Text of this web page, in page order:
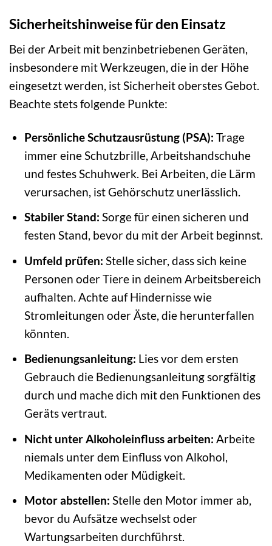
Sicherheitshinweise für den Einsatz
Bei der Arbeit mit benzinbetriebenen Geräten,
insbesondere mit Werkzeugen, die in der Höhe
eingesetzt werden, ist Sicherheit oberstes Gebot.
Beachte stets folgende Punkte:
Persönliche Schutzausrüstung (PSA): Trage
immer eine Schutzbrille, Arbeitshandschuhe
und festes Schuhwerk. Bei Arbeiten, die Lärm
verursachen, ist Gehörschutz unerlässlich.
Stabiler Stand: Sorge für einen sicheren und
festen Stand, bevor du mit der Arbeit beginnst.
Umfeld prüfen: Stelle sicher, dass sich keine
Personen oder Tiere in deinem Arbeitsbereich
aufhalten. Achte auf Hindernisse wie
Stromleitungen oder Äste, die herunterfallen
könnten.
Bedienungsanleitung: Lies vor dem ersten
Gebrauch die Bedienungsanleitung sorgfältig
durch und mache dich mit den Funktionen des
Geräts vertraut.
Nicht unter Alkoholeinfluss arbeiten: Arbeite
niemals unter dem Einfluss von Alkohol,
Medikamenten oder Müdigkeit.
Motor abstellen: Stelle den Motor immer ab,
bevor du Aufsätze wechselst oder
Wartungsarbeiten durchführst.